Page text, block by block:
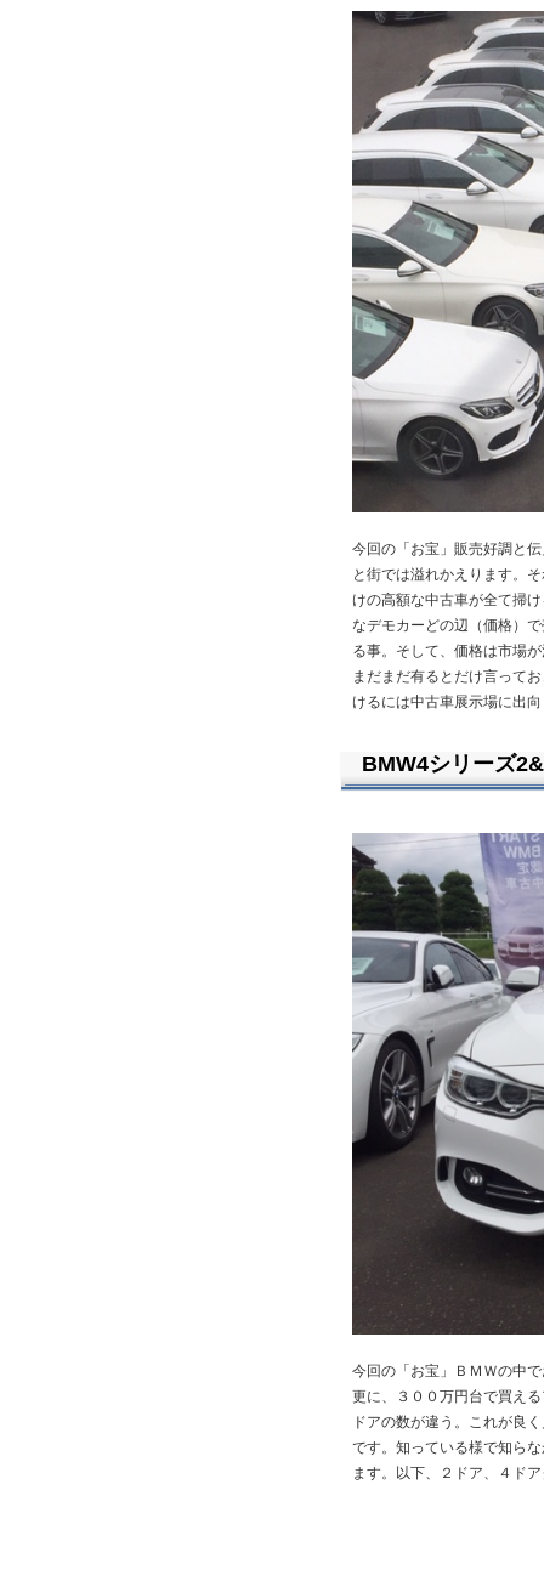
今回の「お宝」販売好調と
と街では溢れかえります。
けの高額な中古車が全て掃
なデモカーどの辺（価格）
る事。そして、価格は市場
まだまだ有るとだけ言って
けるには中古車展示場に出
BMW4シリーズ
今回の「お宝」ＢＭＷの中
更に、３００万円台で買え
ドアの数が違う。これが良
です。知っている様で知ら
ます。以下、２ドア、４ド